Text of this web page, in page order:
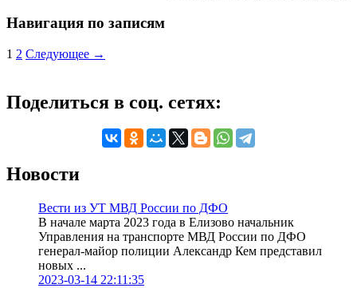
Навигация по записям
1 2 Следующее →
Поделиться в соц. сетях:
Новости
Вести из УТ МВД России по ДФО
В начале марта 2023 года в Елизово начальник
Управления на транспорте МВД России по ДФО
генерал-майор полиции Александр Кем представил
новых ...
2023-03-14 22:11:35